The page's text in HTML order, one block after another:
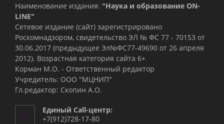
Наименование издания: "Наука и образование ON-
LINE"
Сетевое издание (сайт) зарегистрировано
Роскомнадзором, свидетельство ЭЛ № ФС 77 - 70153 от
30.06.2017 (предыдущее Эл№ФC77-49690 от 26 апреля
2012). Возрастная категория сайта 6+
Корман М.О. - Ответственный редактор
Учредитель: ООО "МЦНИП"
Гл.редактор: Скопин А.О.
Единый Call-центр:
+7(912)728-17-80